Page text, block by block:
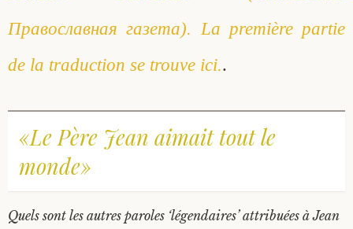
Православная газета). La première partie
de la traduction se trouve ici..
«Le Père Jean aimait tout le
monde»
Quels sont les autres paroles ‘légendaires’ attribuées à Jean